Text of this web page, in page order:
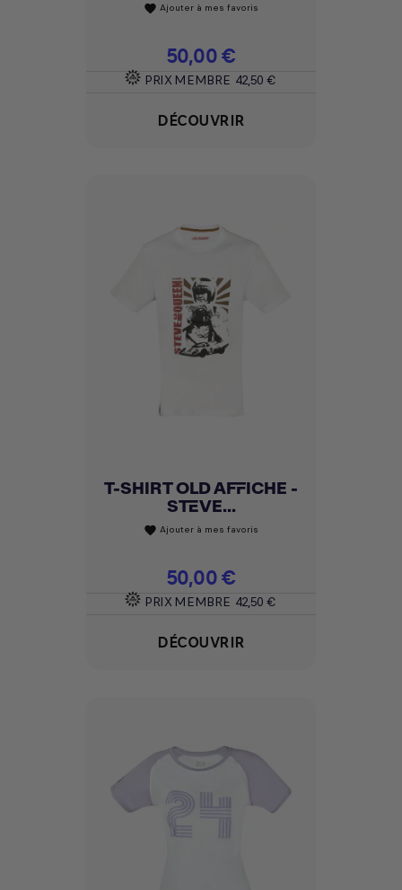
favorite Ajouter à mes favoris
Prix
50,00 €
PRIX MEMBRE 42,50 €
DÉCOUVRIR
T-SHIRT OLD AFFICHE -
STEVE...
favorite Ajouter à mes favoris
Prix
50,00 €
PRIX MEMBRE 42,50 €
DÉCOUVRIR